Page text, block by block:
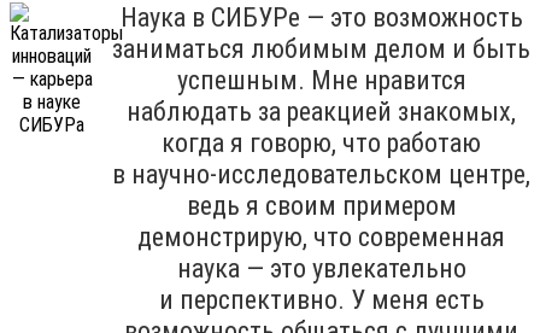
Наука в СИБУРе — это возможность
заниматься любимым делом и быть
успешным. Мне нравится
наблюдать за реакцией знакомых,
когда я говорю, что работаю
в научно-исследовательском центре,
ведь я своим примером
демонстрирую, что современная
наука — это увлекательно
и перспективно. У меня есть